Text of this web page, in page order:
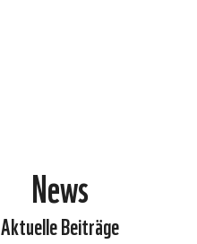
News
Aktuelle Beiträge